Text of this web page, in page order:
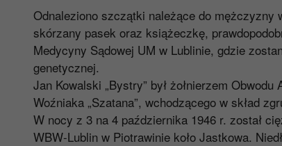
Odnaleziono szczątki należące do mężczyzny
skórzany pasek oraz książeczkę,
Medycyny Sądowej UM w Lublinie, gdzie
genetycznej.
Jan Kowalski „Bystry” był żołnierzem
Woźniaka „Szatana”, wchodzącego w skład
W nocy z 3 na 4 października 1946 r. został
WBW-Lublin w Piotrawinie koło Jastkowa.